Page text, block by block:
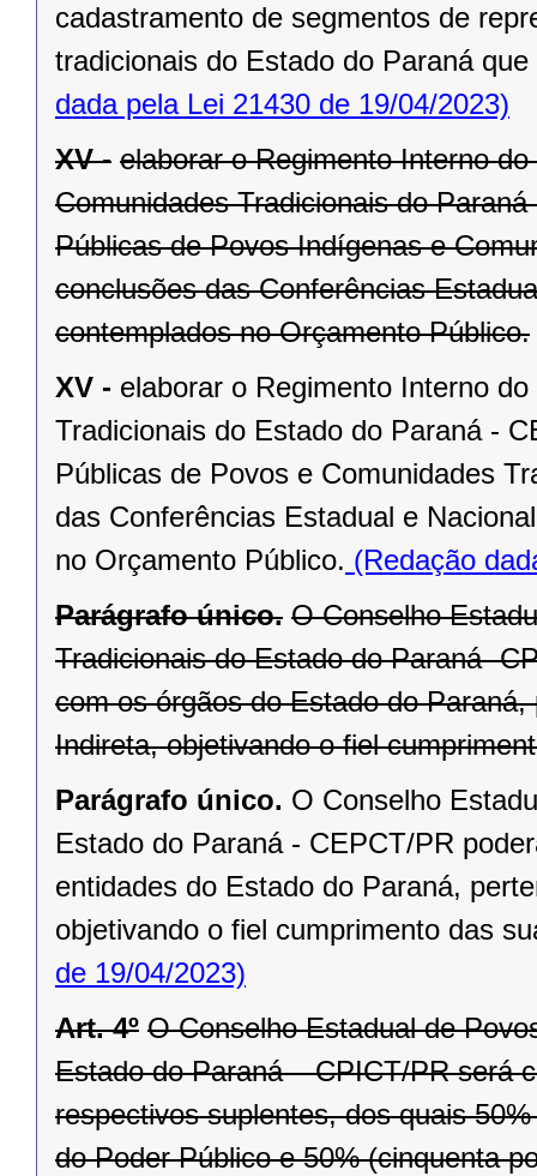
cadastramento de segmentos de
tradicionais do Estado do Paraná
dada pela Lei 21430 de 19/04/2023)
XV - elaborar o Regimento Interno
Comunidades Tradicionais do
Públicas de Povos Indígenas e
conclusões das Conferências
contemplados no Orçamento Público.
XV - elaborar o Regimento Interno
Tradicionais do Estado do Paraná -
Públicas de Povos e Comunidades
das Conferências Estadual e
no Orçamento Público. (Redação
Parágrafo único. O Conselho
Tradicionais do Estado do Paraná-
com os órgãos do Estado do
Indireta, objetivando o fiel
Parágrafo único. O Conselho
Estado do Paraná - CEPCT/PR
entidades do Estado do Paraná,
objetivando o fiel cumprimento das
de 19/04/2023)
Art. 4º O Conselho Estadual de
Estado do Paraná – CPICT/PR será
respectivos suplentes, dos quais
do Poder Público e 50% (cinquenta